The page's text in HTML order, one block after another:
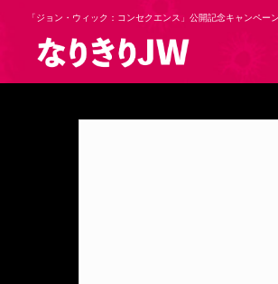
「ジョン・ウィック：コンセクエンス」公開記念キャンペーン